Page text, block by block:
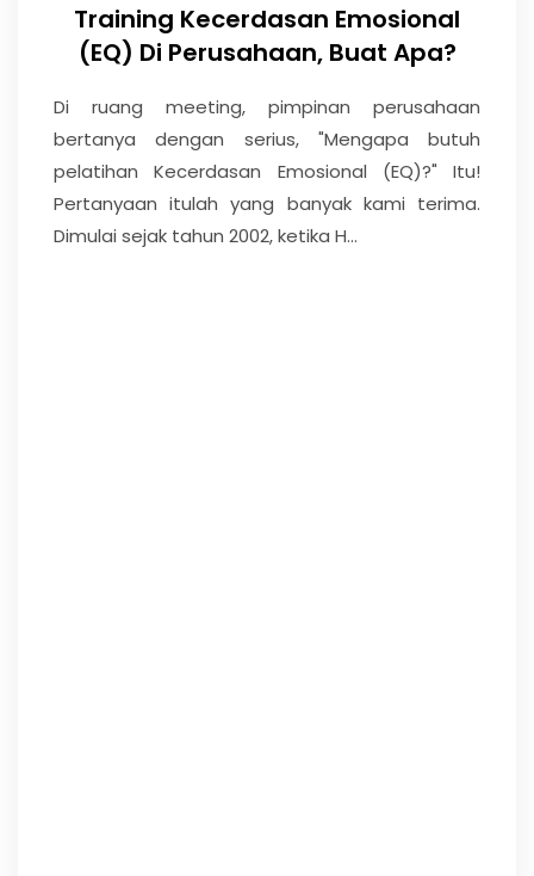
Training Kecerdasan Emosional
(EQ) Di Perusahaan, Buat Apa?
Di ruang meeting, pimpinan perusahaan
bertanya dengan serius, "Mengapa butuh
pelatihan Kecerdasan Emosional (EQ)?" Itu!
Pertanyaan itulah yang banyak kami terima.
Dimulai sejak tahun 2002, ketika H...